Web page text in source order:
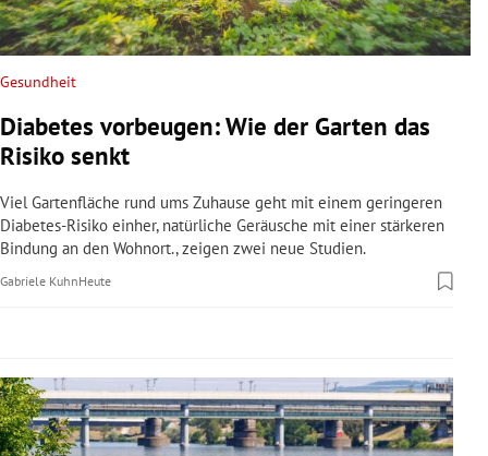
Untermenü
Untermenü
Untermenü
Untermenü
Untermenü
Untermenü
Untermenü
Gesundheit
Diabetes vorbeugen: Wie der Garten das
Risiko senkt
Viel Gartenfläche rund ums Zuhause geht mit einem geringeren
Diabetes-Risiko einher, natürliche Geräusche mit einer stärkeren
Bindung an den Wohnort., zeigen zwei neue Studien.
Gabriele KuhnHeute